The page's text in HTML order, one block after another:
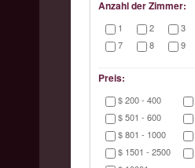
Anzahl der Zimmer:
1 2 3
7
8 9
Preis:
$ 200 - 400
$ 501 - 600
$ 801 - 1000
$ 1501 - 2500